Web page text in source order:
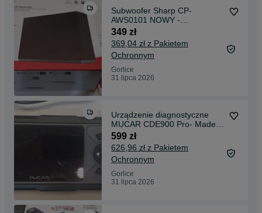
Subwoofer Sharp CP-
AWS0101 NOWY -
komismadej.pl
349 zł
369,04 zł z Pakietem
Ochronnym
Gorlice
31 lipca 2026
Urządzenie diagnostyczne
MUCAR CDE900 Pro- Madej
Gorlice Mickiewicza -
599 zł
626,96 zł z Pakietem
Ochronnym
Gorlice
31 lipca 2026